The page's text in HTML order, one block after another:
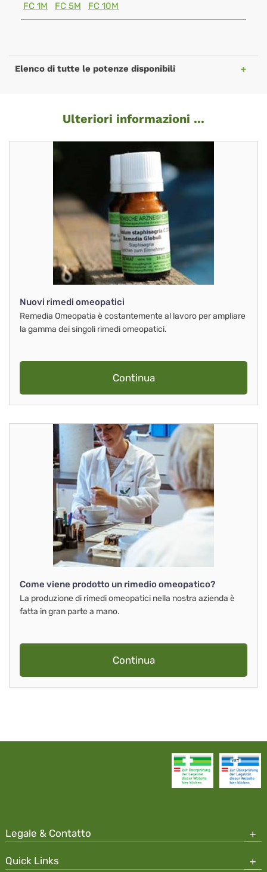
FC 1M
FC 5M FC 10M
Elenco di tutte le potenze disponibili
Ulteriori informazioni ...
Nuovi rimedi omeopatici
Remedia Omeopatia è costantemente al lavoro per ampliare
la gamma dei singoli rimedi omeopatici.
Continua
Come viene prodotto un rimedio omeopatico?
La produzione di rimedi omeopatici nella nostra azienda è
fatta in gran parte a mano.
Continua
Legale & Contatto
Quick Links